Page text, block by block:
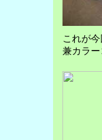
これが
兼カラー